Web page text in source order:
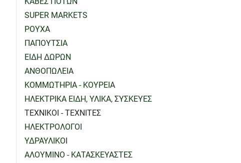
SUPER MARKETS
ΡΟΥΧΑ
ΠΑΠΟΥΤΣΙΑ
ΕΙΔΗ ΔΩΡΩΝ
ΑΝΘΟΠΩΛΕΙΑ
ΚΟΜΜΩΤΗΡΙΑ - ΚΟΥΡΕΙΑ
ΗΛΕΚΤΡΙΚΑ ΕΙΔΗ, ΥΛΙΚΑ, ΣΥΣΚΕΥΕΣ
ΤΕΧΝΙΚΟΙ - ΤΕΧΝΙΤΕΣ
ΗΛΕΚΤΡΟΛΟΓΟΙ
ΥΔΡΑΥΛΙΚΟΙ
ΑΛΟΥΜΙΝΟ - ΚΑΤΑΣΚΕΥΑΣΤΕΣ